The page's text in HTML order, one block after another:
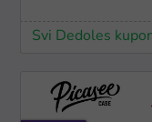
Svi Dedoles